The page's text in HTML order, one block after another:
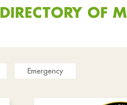
DIRECTORY OF
Emergency